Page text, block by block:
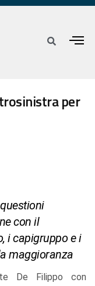
per
con il
i capigruppo e i
maggioranza
De Filippo con